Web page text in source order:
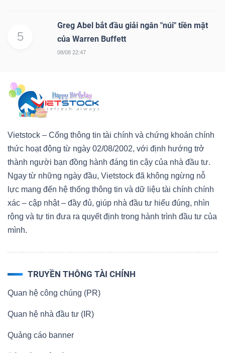
5
Greg Abel bắt đầu giải ngân "núi" tiền mặt
của Warren Buffett
08/08 22:47
Vietstock – Cổng thông tin tài chính và chứng khoán chính
thức hoạt động từ ngày 02/08/2002, với định hướng trở
thành người bạn đồng hành đáng tin cậy của nhà đầu tư.
Ngay từ những ngày đầu, Vietstock đã không ngừng nỗ
lực mang đến hệ thống thông tin và dữ liệu tài chính chính
xác – cập nhật – đầy đủ, giúp nhà đầu tư hiểu đúng, nhìn
rộng và tự tin đưa ra quyết định trong hành trình đầu tư của
mình.
TRUYỀN THÔNG TÀI CHÍNH
Quan hệ công chúng (PR)
Quan hệ nhà đầu tư (IR)
Quảng cáo banner
tác
Báo
cáo
phân
tích
(-)
Thuật
(-)
Đào